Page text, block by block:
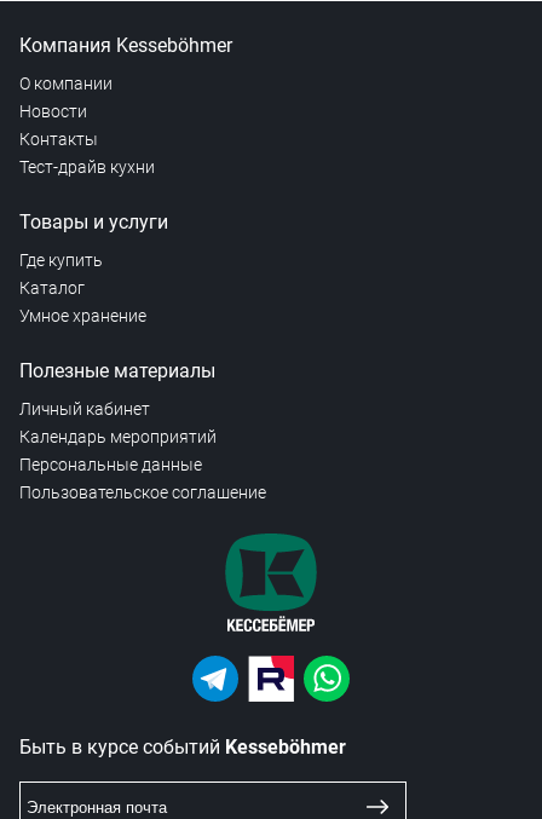
Компания Kesseböhmer
О компании
Новости
Контакты
Тест-драйв кухни
Товары и услуги
Где купить
Каталог
Умное хранение
Полезные материалы
Личный кабинет
Календарь мероприятий
Персональные данные
Пользовательское соглашение
Быть в курсе событий Kesseböhmer